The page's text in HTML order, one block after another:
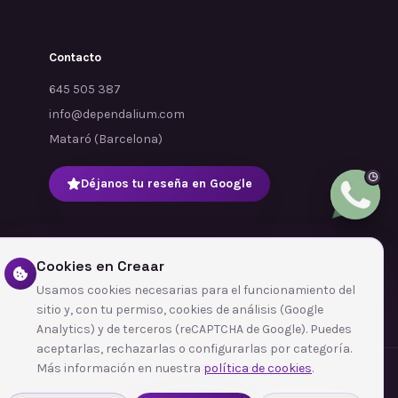
Contacto
645 505 387
info@dependalium.com
Mataró (Barcelona)
Déjanos tu reseña en Google
Cookies en Creaar
Usamos cookies necesarias para el funcionamiento del
sitio y, con tu permiso, cookies de análisis (Google
Analytics) y de terceros (reCAPTCHA de Google). Puedes
aceptarlas, rechazarlas o configurarlas por categoría.
Más información en nuestra política de cookies.